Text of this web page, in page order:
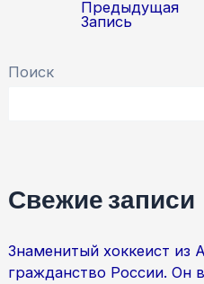
Поиск
Свежие записи
Знаменитый хоккеист из
гражданство России. Он
Предыдущая
Запись